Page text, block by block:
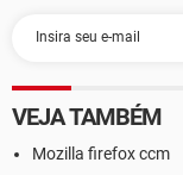
VEJA TAMBÉM
Mozilla firefox ccm